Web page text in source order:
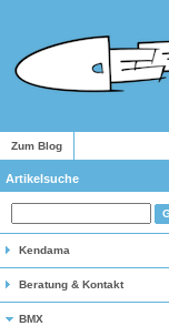
Zum Blog
Artikelsuche
Kendama
Beratung & Kontakt
BMX